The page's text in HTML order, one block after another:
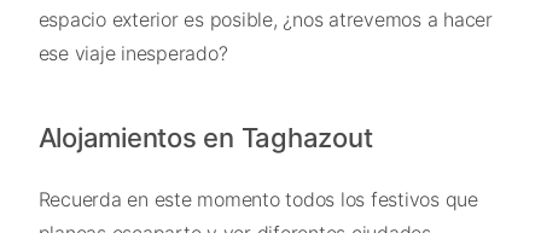
espacio exterior es posible, ¿nos atrevemos a hacer
ese viaje inesperado?
Alojamientos en Taghazout
Recuerda en este momento todos los festivos que